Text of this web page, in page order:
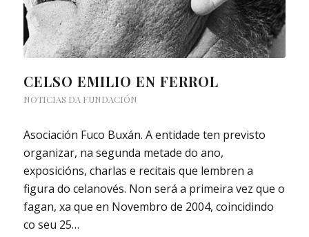
CELSO EMILIO EN FERROL
NOTICIAS DA FUNDACIÓN
Asociación Fuco Buxán. A entidade ten previsto
organizar, na segunda metade do ano,
exposicións, charlas e recitais que lembren a
figura do celanovés. Non será a primeira vez que o
fagan, xa que en Novembro de 2004, coincidindo
co seu 25…